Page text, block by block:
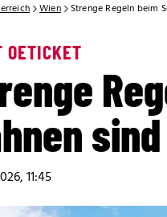
Wien Strenge Regeln beim
OETICKET
11:45